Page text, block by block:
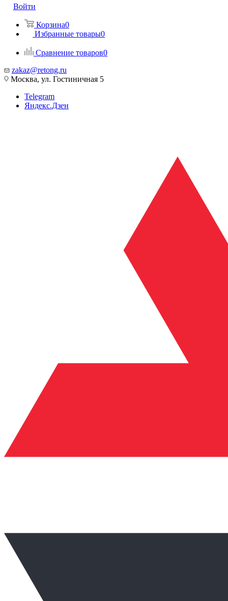
Войти
Корзина0
Избранные товары0
Сравнение товаров0
zakaz@retong.ru
Москва, ул. Гостиничная 5
Telegram
Яндекс.Дзен